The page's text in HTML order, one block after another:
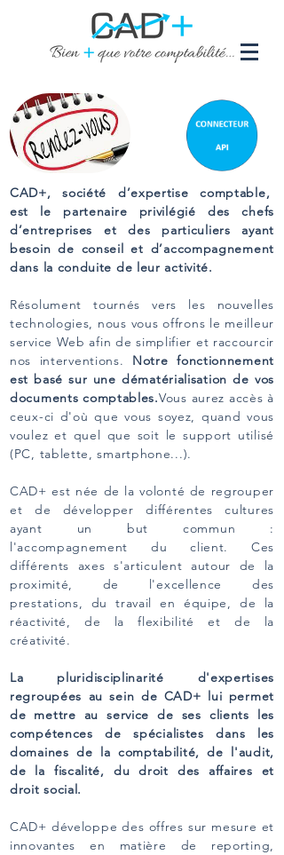
CAD+, société d’expertise comptable,
est le partenaire privilégié des chefs
d’entreprises et des particuliers ayant
besoin de conseil et d’accompagnement
dans la conduite de leur activité.
Résolument tournés vers les nouvelles
technologies, nous vous offrons le meilleur
service Web afin de simplifier et raccourcir
nos interventions. Notre fonctionnement
est basé sur une dématérialisation de vos
documents comptables.Vous aurez accès à
ceux-ci d'où que vous soyez, quand vous
voulez et quel que soit le support utilisé
(PC, tablette, smartphone...).
CAD+ est née de la volonté de regrouper
et de développer différentes cultures
ayant un but commun :
l'accompagnement du client. Ces
différents axes s'articulent autour de la
proximité, de l'excellence des
prestations, du travail en équipe, de la
réactivité, de la flexibilité et de la
créativité.
La pluridisciplinarité d'expertises
regroupées au sein de CAD+ lui permet
de mettre au service de ses clients les
compétences de spécialistes dans les
domaines de la comptabilité, de l'audit,
de la fiscalité, du droit des affaires et
droit social.
CAD+ développe des offres sur mesure et
innovantes en matière de reporting,